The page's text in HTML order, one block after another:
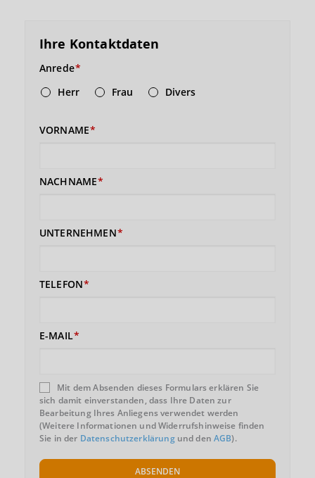
Ihre Kontaktdaten
Anrede
Herr
Frau Divers
VORNAME
NACHNAME
UNTERNEHMEN
TELEFON
E-MAIL
Mit dem Absenden dieses Formulars erklären Sie
sich damit einverstanden, dass Ihre Daten zur
Bearbeitung Ihres Anliegens verwendet werden
(Weitere Informationen und Widerrufshinweise finden
Sie in der Datenschutzerklärungund denAGB).
ABSENDEN